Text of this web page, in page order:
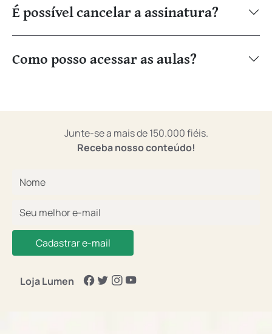
É possível cancelar a assinatura?
Como posso acessar as aulas?
Junte-se a mais de 150.000 fiéis.
Receba nosso conteúdo!
Cadastrar e-mail
Loja Lumen